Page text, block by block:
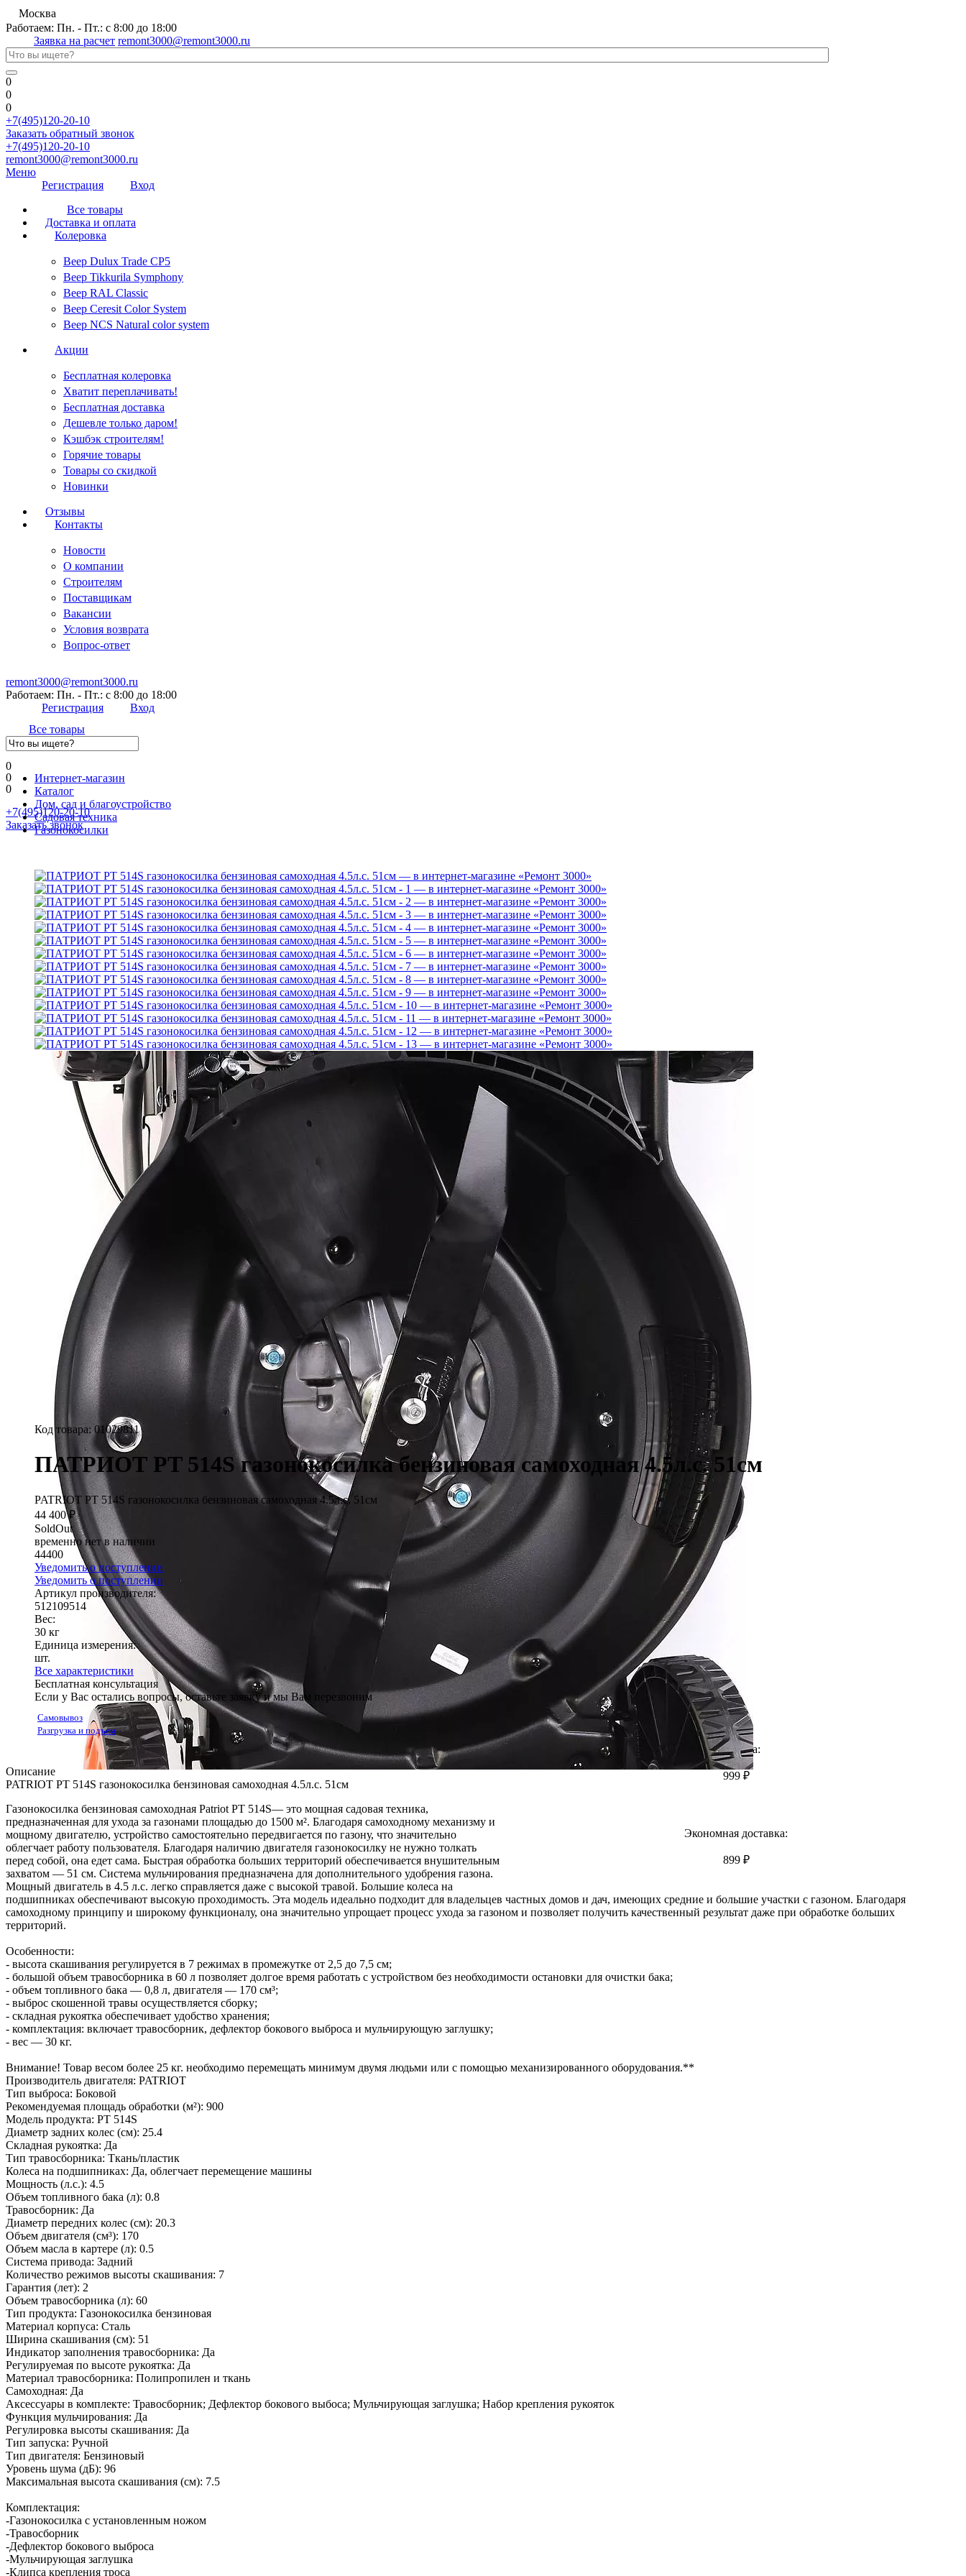
Москва
Работаем: Пн. - Пт.: с 8:00 до 18:00
Заявка на расчет remont3000@remont3000.ru
0
0
0
+7(495)120-20-10
Заказать обратный звонок
+7(495)120-20-10
remont3000@remont3000.ru
Меню
Регистрация
Вход
Все товары
Доставка и оплата
Колеровка
Веер Dulux Trade CP5
Веер Tikkurila Symphony
Веер RAL Classic
Веер Ceresit Color System
Веер NCS Natural color system
Акции
Бесплатная колеровка
Хватит переплачивать!
Бесплатная доставка
Дешевле только даром!
Кэшбэк строителям!
Горячие товары
Товары со скидкой
Новинки
Отзывы
Контакты
Новости
О компании
Строителям
Поставщикам
Вакансии
Условия возврата
Вопрос-ответ
remont3000@remont3000.ru
Работаем: Пн. - Пт.: с 8:00 до 18:00
Регистрация
Вход
Все товары
0
0
0
+7(495)120-20-10
Заказать звонок
Интернет-магазин
Каталог
Дом, сад и благоустройство
Садовая техника
Газонокосилки
Код товара: 01029811
ПАТРИОТ PT 514S газонокосилка бензиновая самоходная 4.5л.с. 51см
PATRIOT PT 514S газонокосилка бензиновая самоходная 4.5л.с. 51см
44 400 ₽
SoldOut
временно нет в наличии
44400
Уведомить о поступлении
Уведомить о поступлении
Артикул производителя:
512109514
Вес:
30 кг
Единица измерения:
шт.
Все характеристики
Бесплатная консультация
Если у Вас остались вопросы, оставьте заявку и мы Вам перезвоним
Доставка:
999 ₽
Экономная доставка:
899 ₽
Самовывоз
Разгрузка и подъем
Описание
PATRIOT PT 514S газонокосилка бензиновая самоходная 4.5л.с. 51см
Газонокосилка бензиновая самоходная Patriot PT 514S— это мощная садовая техника,
предназначенная для ухода за газонами площадью до 1500 м². Благодаря самоходному механизму и
мощному двигателю, устройство самостоятельно передвигается по газону, что значительно
облегчает работу пользователя. Благодаря наличию двигателя газонокосилку не нужно толкать
перед собой, она едет сама. Быстрая обработка больших территорий обеспечивается внушительным
захватом — 51 см. Система мульчирования предназначена для дополнительного удобрения газона.
Мощный двигатель в 4.5 л.с. легко справляется даже с высокой травой. Большие колеса на
подшипниках обеспечивают высокую проходимость. Эта модель идеально подходит для владельцев частных домов и дач, имеющих средние и большие участки с газоном. Благодаря
самоходному принципу и широкому функционалу, она значительно упрощает процесс ухода за газоном и позволяет получить качественный результат даже при обработке больших
территорий.
Особенности:
- высота скашивания регулируется в 7 режимах в промежутке от 2,5 до 7,5 см;
- большой объем травосборника в 60 л позволяет долгое время работать с устройством без необходимости остановки для очистки бака;
- объем топливного бака — 0,8 л, двигателя — 170 см³;
- выброс скошенной травы осуществляется сборку;
- складная рукоятка обеспечивает удобство хранения;
- комплектация: включает травосборник, дефлектор бокового выброса и мульчирующую заглушку;
- вес — 30 кг.
Внимание! Товар весом более 25 кг. необходимо перемещать минимум двумя людьми или с помощью механизированного оборудования.**
Производитель двигателя: PATRIOT
Тип выброса: Боковой
Рекомендуемая площадь обработки (м²): 900
Модель продукта: PT 514S
Диаметр задних колес (см): 25.4
Складная рукоятка: Да
Тип травосборника: Ткань/пластик
Колеса на подшипниках: Да, облегчает перемещение машины
Мощность (л.с.): 4.5
Объем топливного бака (л): 0.8
Травосборник: Да
Диаметр передних колес (см): 20.3
Объем двигателя (cм³): 170
Объем масла в картере (л): 0.5
Система привода: Задний
Количество режимов высоты скашивания: 7
Гарантия (лет): 2
Объем травосборника (л): 60
Тип продукта: Газонокосилка бензиновая
Материал корпуса: Сталь
Ширина скашивания (см): 51
Индикатор заполнения травосборника: Да
Регулируемая по высоте рукоятка: Да
Материал травосборника: Полипропилен и ткань
Самоходная: Да
Аксессуары в комплекте: Травосборник; Дефлектор бокового выбоса; Мульчирующая заглушка; Набор крепления рукояток
Функция мульчирования: Да
Регулировка высоты скашивания: Да
Тип запуска: Ручной
Тип двигателя: Бензиновый
Уровень шума (дБ): 96
Максимальная высота скашивания (см): 7.5
Комплектация:
-Газонокосилка с установленным ножом
-Травосборник
-Дефлектор бокового выброса
-Мульчирующая заглушка
-Клипса крепления троса